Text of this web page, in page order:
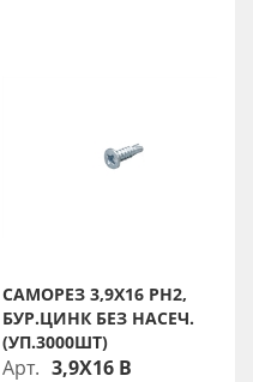
САМОРЕЗ 3,9Х16 PH2,
БУР.ЦИНК БЕЗ НАСЕЧ.
(УП.3000ШТ)
Арт. 3,9X16 B